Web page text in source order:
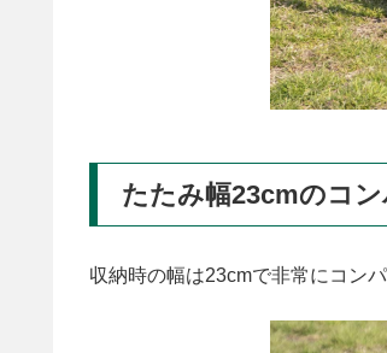
たたみ幅23cmのコ
収納時の幅は23cmで非常にコン